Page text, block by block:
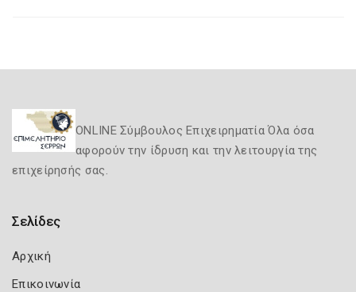
ONLINE Σύμβουλος Επιχειρηματία Όλα όσα
αφορούν την ίδρυση και την λειτουργία της
επιχείρησής σας.
Σελίδες
Αρχική
Επικοινωνία